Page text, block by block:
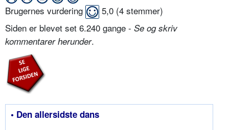
Brugernes vurdering 5,0 (4 stemmer)
Siden er blevet set 6.240 gange - Se og skriv
kommentarer herunder.
• Den allersidste dans